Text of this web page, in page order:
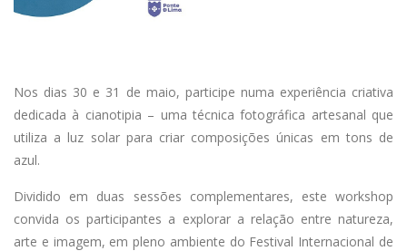
Nos dias 30 e 31 de maio, participe numa experiência criativa
dedicada à cianotipia – uma técnica fotográfica artesanal que
utiliza a luz solar para criar composições únicas em tons de
azul.
Dividido em duas sessões complementares, este workshop
convida os participantes a explorar a relação entre natureza,
arte e imagem, em pleno ambiente do Festival Internacional de